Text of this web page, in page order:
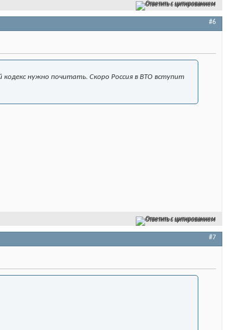
Ответить с цитированием
#6
нужно почитать. Скоро Россия в ВТО вступит
Ответить с цитированием
#7